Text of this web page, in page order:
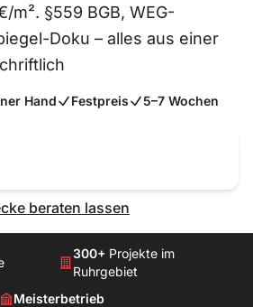
m². §559 BGB, WEG-
Doku – alles aus einer
Hand Festpreis 5–7 Wochen
beraten lassen
300+ Projekte im
Ruhrgebiet
Meisterbetrieb